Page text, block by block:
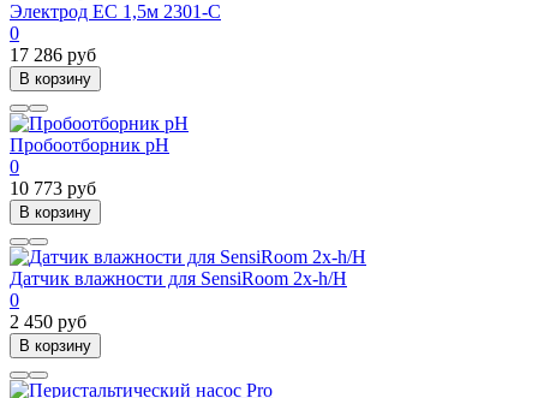
Электрод ЕС 1,5м 2301-С
0
17 286 руб
В корзину
Пробоотборник рН
0
10 773 руб
В корзину
Датчик влажности для SensiRoom 2х-h/H
0
2 450 руб
В корзину